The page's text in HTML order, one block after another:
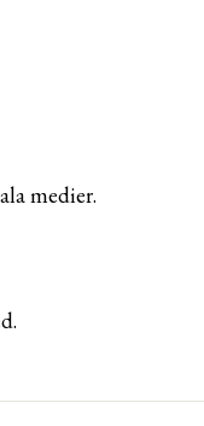
medier.